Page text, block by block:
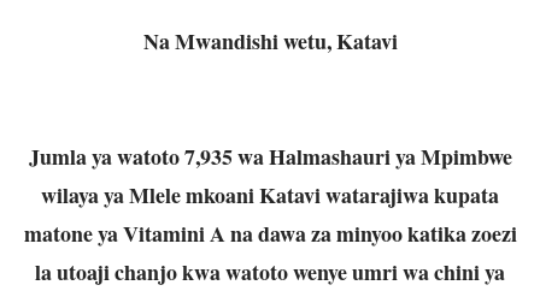
Na Mwandishi wetu, Katavi
Jumla ya watoto 7,935 wa Halmashauri ya Mpimbwe
wilaya ya Mlele mkoani Katavi watarajiwa kupata
matone ya Vitamini A na dawa za minyoo katika zoezi
la utoaji chanjo kwa watoto wenye umri wa chini ya